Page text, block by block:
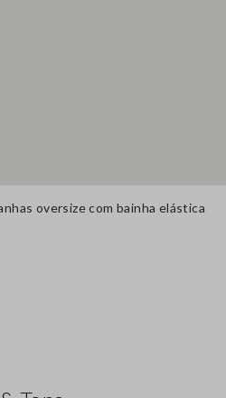
oversize com bainha elástica